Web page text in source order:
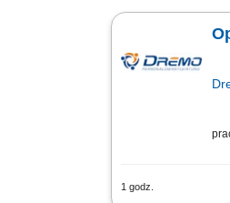
1 godz.